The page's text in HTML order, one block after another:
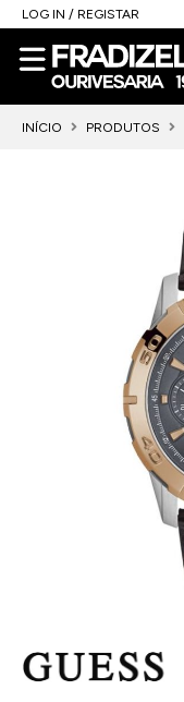
LOG IN / REGISTAR
INÍCIO PRODUTOS